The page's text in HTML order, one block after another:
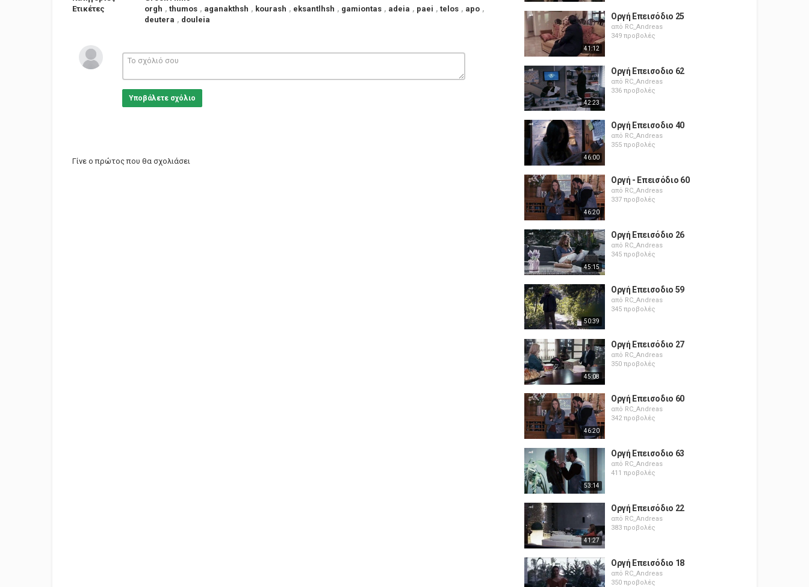
Ετικέτες
orgh , thumos , aganakthsh , kourash , eksantlhsh , gamiontas , adeia , paei , telos , apo ,
deutera , douleia
Υποβάλετε σχόλιο
Γίνε ο πρώτος που θα σχολιάσει
41:12
Οργή Επεισόδιο 25
από RC_Andreas
349 προβολές
42:23
Οργή Επεισοδιο 62
από RC_Andreas
336 προβολές
46:00
Οργή Επεισοδιο 40
από RC_Andreas
355 προβολές
46:20
Οργή - Επεισόδιο 60
από RC_Andreas
337 προβολές
45:15
Οργή Επεισόδιο 26
από RC_Andreas
345 προβολές
50:39
Οργή Επεισοδιο 59
από RC_Andreas
345 προβολές
45:08
Οργή Επεισόδιο 27
από RC_Andreas
350 προβολές
46:20
Οργή Επεισοδιο 60
από RC_Andreas
342 προβολές
53:14
Οργή Επεισοδιο 63
από RC_Andreas
411 προβολές
41:27
Οργή Επεισόδιο 22
από RC_Andreas
383 προβολές
Οργή Επεισόδιο 18
από RC_Andreas
350 προβολές